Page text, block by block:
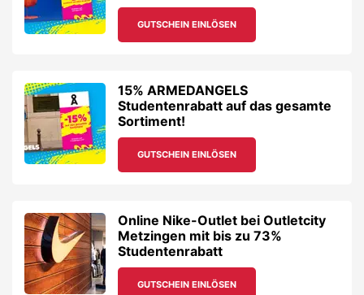
GUTSCHEIN EINLÖSEN
15% ARMEDANGELS
Studentenrabatt auf das gesamte
Sortiment!
GUTSCHEIN EINLÖSEN
Online Nike-Outlet bei Outletcity
Metzingen mit bis zu 73%
Studentenrabatt
GUTSCHEIN EINLÖSEN